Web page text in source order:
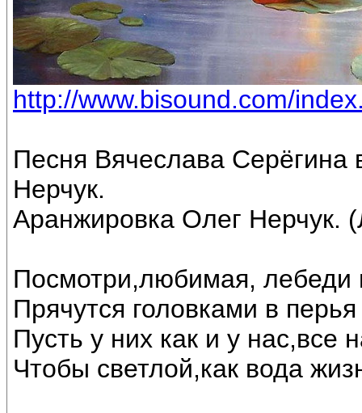
http://www.bisound.com/
Песня Вячеслава
Нерчук.
Аранжировка Олег Нерчук.
Посмотри,любимая, лебеди
Прячутся головками в
Пусть у них как и у нас,все
Чтобы светлой,как вода